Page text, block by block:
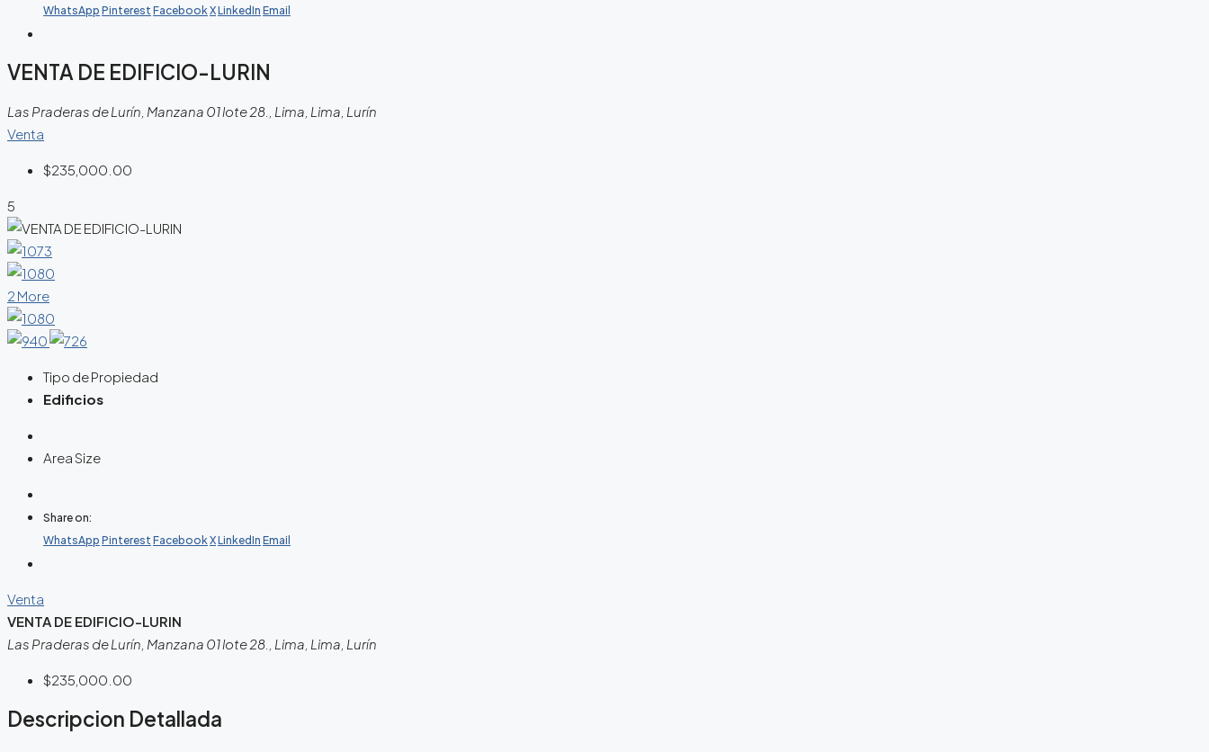
WhatsApp Pinterest FacebookXLinkedIn Email
VENTA DE EDIFICIO-LURIN
Las Praderas de Lurín, Manzana 01 lote 28., Lima, Lima, Lurín
Venta
$235,000.00
5
2 More
Tipo de Propiedad
Edificios
Area Size
Share on:
WhatsApp Pinterest FacebookXLinkedIn Email
Venta
VENTA DE EDIFICIO-LURIN
Las Praderas de Lurín, Manzana 01 lote 28., Lima, Lima, Lurín
$235,000.00
Descripcion Detallada